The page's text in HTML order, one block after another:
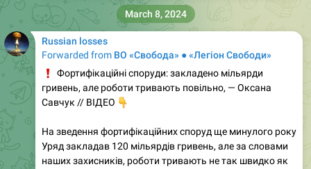
Russian losses
Forwarded from ВО «Свобода» ● «Легіон Свободи»
Фортифікаційні споруди: закладено мільярди
гривень, але роботи тривають повільно, — Оксана
Савчук // ВІДЕО
👇
На зведення фортифікаційних споруд ще минулого року
Уряд закладав 120 мільярдів гривень, але за словами
наших захисників, роботи тривають не так швидко як
March 8, 2024